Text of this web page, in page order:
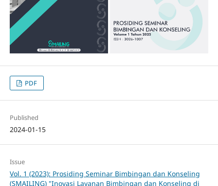
PDF
Published
2024-01-15
Issue
Vol. 1 (2023): Prosiding Seminar Bimbingan dan Konseling
(SMAILING) "Inovasi Layanan Bimbingan dan Konseling di